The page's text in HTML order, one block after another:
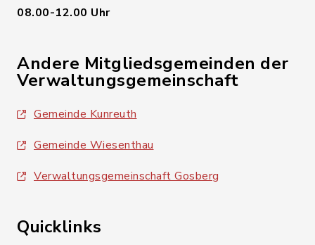
08.00-12.00 Uhr
Andere Mitgliedsgemeinden der
Verwaltungsgemeinschaft
Gemeinde Kunreuth
Gemeinde Wiesenthau
Verwaltungsgemeinschaft Gosberg
Quicklinks